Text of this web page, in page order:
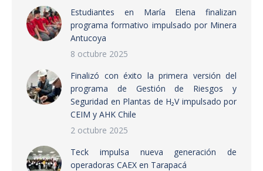
Estudiantes en María Elena finalizan
programa formativo impulsado por Minera
Antucoya
8 octubre 2025
Finalizó con éxito la primera versión del
programa de Gestión de Riesgos y
Seguridad en Plantas de H₂V impulsado por
CEIM y AHK Chile
2 octubre 2025
Teck impulsa nueva generación de
operadoras CAEX en Tarapacá